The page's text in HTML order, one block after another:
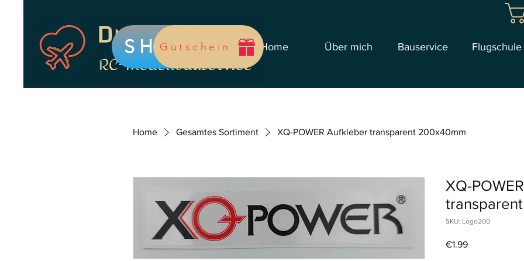
SHOP Home Über mich Bauservice Flugschule
Gutschein
Home Gesamtes Sortiment XQ-POWER Aufkleber transparent 200x40mm
XQ-
SKU: Logo200
€1.99Price